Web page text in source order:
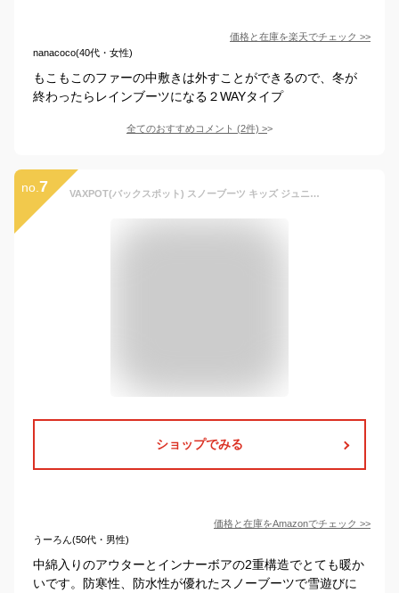
価格と在庫を楽天でチェック >>
nanacoco(40代・女性)
もこもこのファーの中敷きは外すことができるので、冬が
終わったらレインブーツになる２WAYタイプ
全てのおすすめコメント (2件) >
no. 7 VAXPOT(バックスポット) スノーブーツ キッズ ジュニア 【取り外せるインナー付き 軽量EVA素材】 VA-8252 BLKxPNK 17-18cm
ショップでみる
価格と在庫をAmazonでチェック >>
うーろん(50代・男性)
中綿入りのアウターとインナーボアの2重構造でとても暖か
いです。防寒性、防水性が優れたスノーブーツで雪遊びに